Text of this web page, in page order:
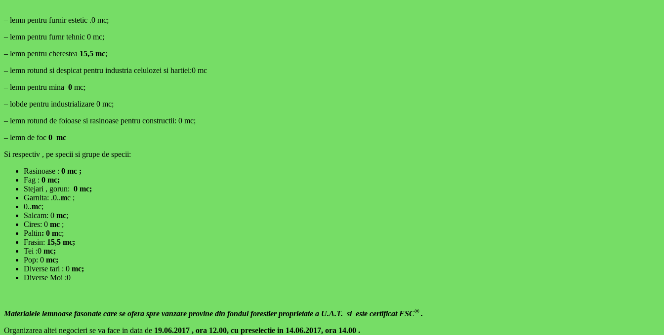
– lemn pentru furnir estetic .0 mc;
– lemn pentru furnr tehnic 0 mc;
– lemn pentru cherestea 15,5 mc;
– lemn rotund si despicat pentru industria celulozei si hartiei:0 mc
– lemn pentru mina 0 mc;
– lobde pentru industrializare 0 mc;
– lemn rotund de foioase si rasinoase pentru constructii: 0 mc;
– lemn de foc 0 mc
Si respectiv , pe specii si grupe de specii:
Rasinoase : 0 mc ;
Fag : 0 mc;
Stejari , gorun: 0 mc;
Garnita: .0..mc ;
0..mc;
Salcam: 0 mc;
Cires: 0 mc ;
Paltin: 0 mc;
Frasin: 15,5 mc;
Tei :0 mc;
Pop: 0 mc;
Diverse tari : 0 mc;
Diverse Moi :0
Materialele lemnoase fasonate care se ofera spre vanzare provine din fondul forestier proprietate a U.A.T. si este certificat FSC® .
Organizarea altei negocieri se va face in data de 19.06.2017 , ora 12.00, cu preselectie in 14.06.2017, ora 14.00 .